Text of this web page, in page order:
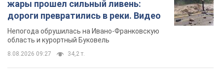
жары прошел сильный ливень:
дороги превратились в реки. Видео
Непогода обрушилась на Ивано-Франковскую
область и курортный Буковель
8.08.2026 09:27 34,2 т.